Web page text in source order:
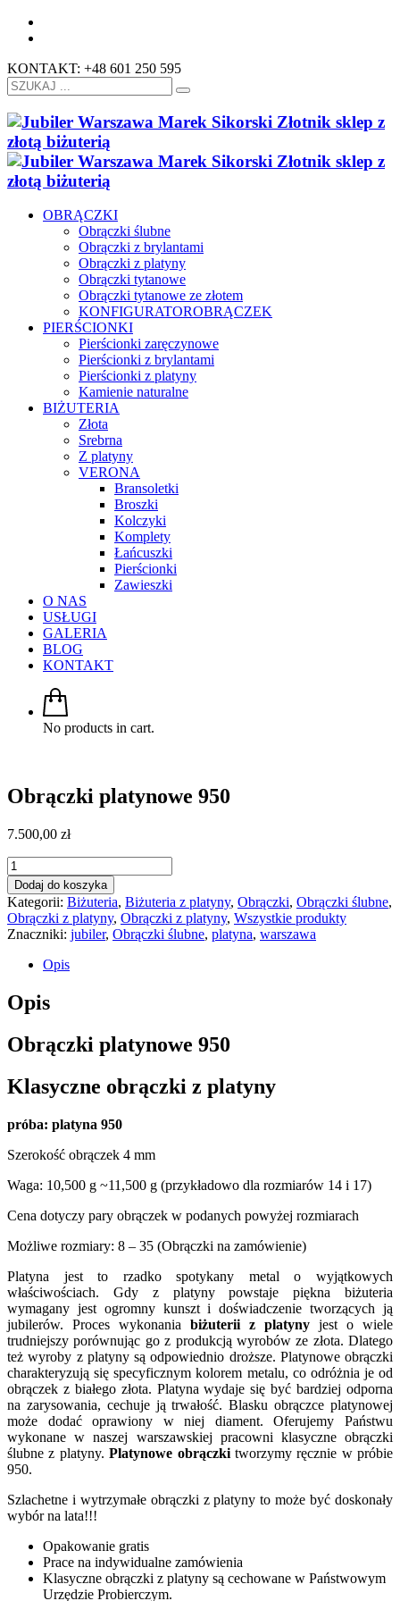
KONTAKT: +48 601 250 595
OBRĄCZKI
Obrączki ślubne
Obrączki z brylantami
Obrączki z platyny
Obrączki tytanowe
Obrączki tytanowe ze złotem
KONFIGURATOROBRĄCZEK
PIERŚCIONKI
Pierścionki zaręczynowe
Pierścionki z brylantami
Pierścionki z platyny
Kamienie naturalne
BIŻUTERIA
Złota
Srebrna
Z platyny
VERONA
Bransoletki
Broszki
Kolczyki
Komplety
Łańcuszki
Pierścionki
Zawieszki
O NAS
USŁUGI
GALERIA
BLOG
KONTAKT
No products in cart.
Obrączki platynowe 950
7.500,00 zł
ilość
Obrączki
platynowe
950
Dodaj do koszyka
Kategorii: Biżuteria, Biżuteria z platyny, Obrączki, Obrączki ślubne,
Obrączki z platyny, Obrączki z platyny, Wszystkie produkty
Znaczniki: jubiler, Obrączki ślubne, platyna, warszawa
Opis
Opis
Obrączki platynowe 950
Klasyczne obrączki z platyny
próba: platyna 950
Szerokość obrączek 4 mm
Waga: 10,500 g ~11,500 g (przykładowo dla rozmiarów 14 i 17)
Cena dotyczy pary obrączek w podanych powyżej rozmiarach
Możliwe rozmiary: 8 – 35 (Obrączki na zamówienie)
Platyna jest to rzadko spotykany metal o wyjątkowych
właściwościach. Gdy z platyny powstaje piękna biżuteria
wymagany jest ogromny kunszt i doświadczenie tworzących ją
jubilerów. Proces wykonania biżuterii z platyny jest o wiele
trudniejszy porównując go z produkcją wyrobów ze złota. Dlatego
też wyroby z platyny są odpowiednio droższe. Platynowe obrączki
charakteryzują się specyficznym kolorem metalu, co odróżnia je od
obrączek z białego złota. Platyna wydaje się być bardziej odporna
na zarysowania, cechuje ją trwałość. Blasku obrączce platynowej
może dodać oprawiony w niej diament. Oferujemy Państwu
wykonane w naszej warszawskiej pracowni klasyczne obrączki
ślubne z platyny. Platynowe obrączkitworzymy ręcznie w próbie
950.
Szlachetne i wytrzymałe obrączki z platyny to może być doskonały
wybór na lata!!!
Opakowanie gratis
Prace na indywidualne zamówienia
Klasyczne obrączki z platyny są cechowane w Państwowym
Urzędzie Probierczym.